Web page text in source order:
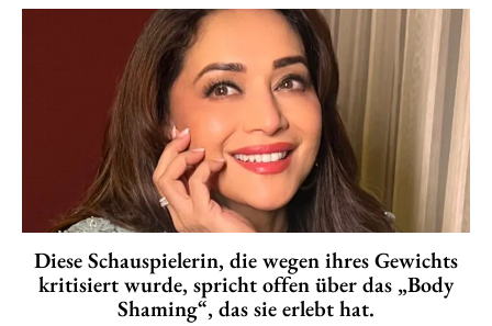
Diese Schauspielerin, die wegen ihres Gewichts
kritisiert wurde, spricht offen über das „Body
Shaming“, das sie erlebt hat.